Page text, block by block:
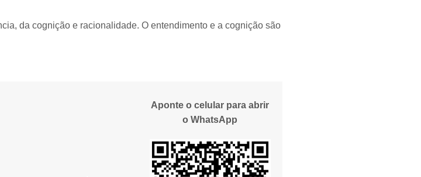
da cognição e racionalidade. O entendimento e a cognição são
Aponte o celular para abrir
o WhatsApp